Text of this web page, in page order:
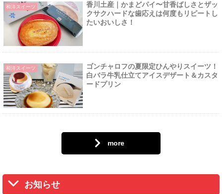
和洋スイーツ
香川土産｜かまどパイ〜甘香ばしさとザッ
クサクハードな歯応えは何度もリピートし
たいおいしさ！
和洋スイーツ
ゴンチャロフの夏限定ひんやりスイーツ！
白バラ牛乳仕立てアイスデザート＆カスタ
ードプリン
more
お知らせ